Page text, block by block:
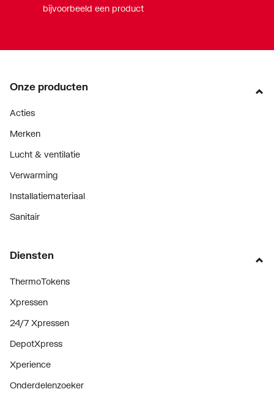
bijvoorbeeld een product
Onze producten
Acties
Merken
Lucht & ventilatie
Verwarming
Installatiemateriaal
Sanitair
Diensten
ThermoTokens
Xpressen
24/7 Xpressen
DepotXpress
Xperience
Onderdelenzoeker